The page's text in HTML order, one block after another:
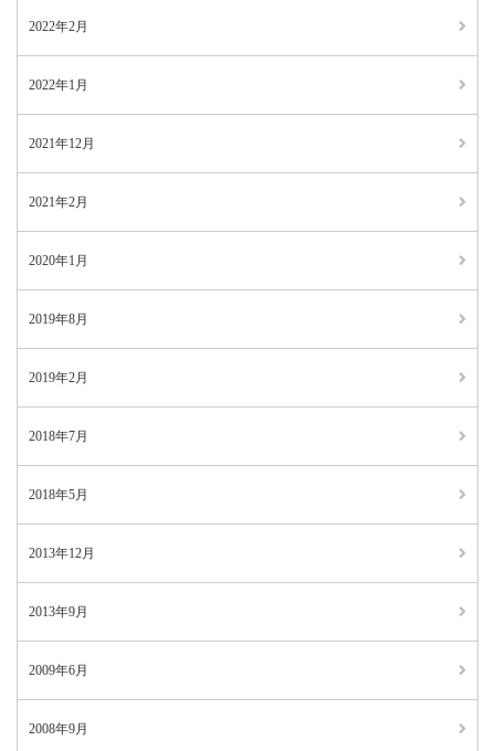
2022年2月
2022年1月
2021年12月
2021年2月
2020年1月
2019年8月
2019年2月
2018年7月
2018年5月
2013年12月
2013年9月
2009年6月
2008年9月